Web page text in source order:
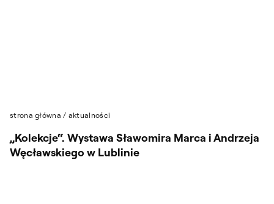
strona główna / aktualności
„Kolekcje“. Wystawa Sławomira Marca i Andrzeja
Węcławskiego w Lublinie